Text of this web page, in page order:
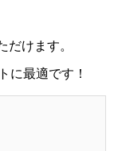
けます。
に最適です！